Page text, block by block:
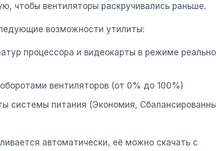
чтобы вентиляторы раскручивались раньше.
возможности утилиты:
процессора и видеокарты в режиме
вентиляторов (от 0% до 100%)
системы питания (Экономия,
автоматически, её можно скачать с